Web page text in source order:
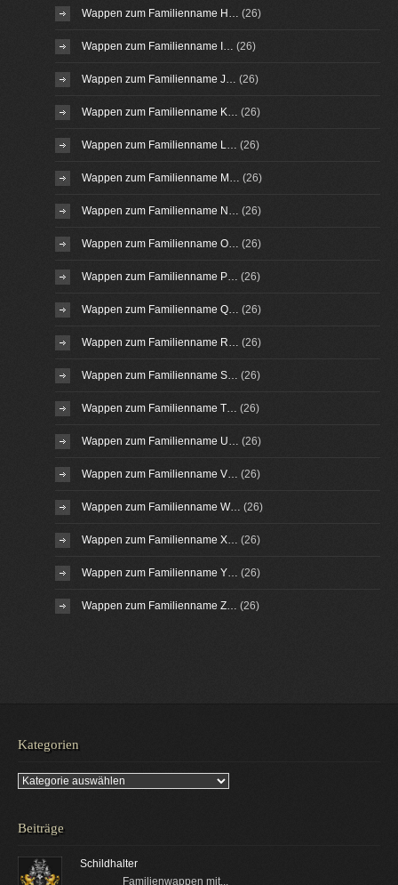
Wappen zum Familienname H… (26)
Wappen zum Familienname I… (26)
Wappen zum Familienname J… (26)
Wappen zum Familienname K… (26)
Wappen zum Familienname L… (26)
Wappen zum Familienname M… (26)
Wappen zum Familienname N… (26)
Wappen zum Familienname O… (26)
Wappen zum Familienname P… (26)
Wappen zum Familienname Q… (26)
Wappen zum Familienname R… (26)
Wappen zum Familienname S… (26)
Wappen zum Familienname T… (26)
Wappen zum Familienname U… (26)
Wappen zum Familienname V… (26)
Wappen zum Familienname W… (26)
Wappen zum Familienname X… (26)
Wappen zum Familienname Y… (26)
Wappen zum Familienname Z… (26)
Kategorien
Kategorien
Beiträge
Schildhalter
Familienwappen mit...